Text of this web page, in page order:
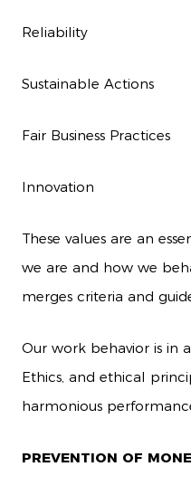
Reliability
Sustainable Actions
Fair Business Practices
Innovation
These values are an
we are and how we
merges criteria and
Our work behavior is in
Ethics, and ethical
harmonious
PREVENTION OF